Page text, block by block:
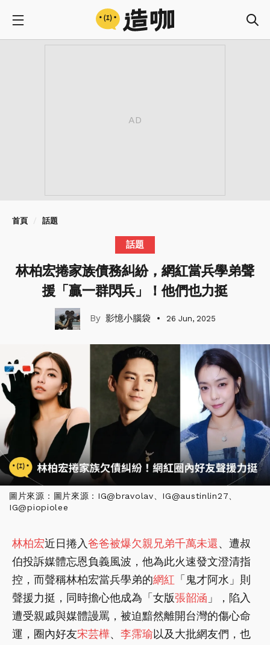
首頁 話題
話題
林柏宏捲家族債務糾紛，網紅當兵學弟聲
援「贏一群閃兵」！他們也力挺
影憶小腦袋 26 Jun, 2025
圖片來源：圖片來源：IG@bravolav、IG@austinlin27、
IG@piopiolee
林柏宏近日捲入爸爸被爆欠親兄弟千萬未還、遭叔
伯投訴媒體忘恩負義風波，他為此火速發文澄清指
控，而聲稱林柏宏當兵學弟的網紅 「鬼才阿水」則
聲援力挺，同時擔心他成為「女版張韶涵 」，陷入
遭受親戚與媒體謾罵，被迫黯然離開台灣的傷心命
運，圈內好友宋芸樺、 李霈瑜以及大批網友們，也